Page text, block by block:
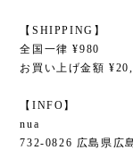
【SHIPPING】
全国一律 ¥980
お買い上げ金額
【INFO】
nua
732-0826 広島県広